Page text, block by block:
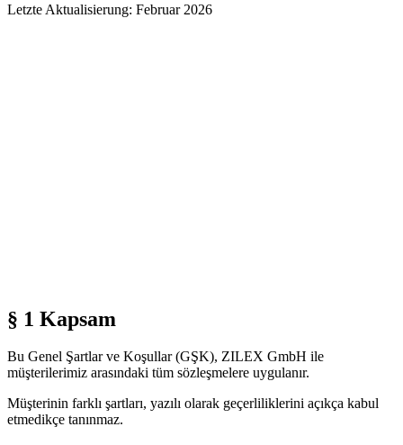
Letzte Aktualisierung: Februar 2026
§ 1 Kapsam
Bu Genel Şartlar ve Koşullar (GŞK), ZILEX GmbH ile
müşterilerimiz arasındaki tüm sözleşmelere uygulanır.
Müşterinin farklı şartları, yazılı olarak geçerliliklerini açıkça kabul
etmedikçe tanınmaz.